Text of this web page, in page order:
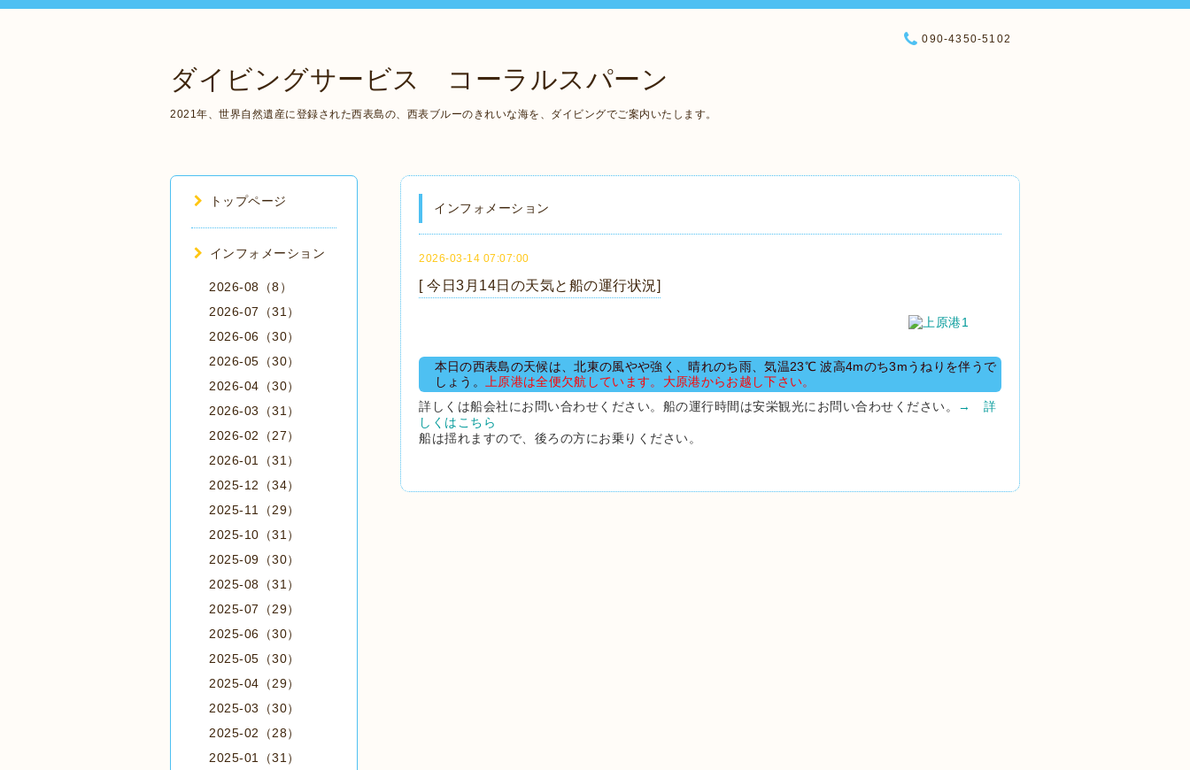
ダイビングサービス コーラルスパーン
2021年、世界自然遺産に登録された西表島の、西表ブルーのきれいな海を、ダイビングでご案内いたします。
090-4350-5102
インフォメーション
2026-03-14 07:07:00
[ 今日3月14日の天気と船の運行状況]
本日の西表島の天候は、北東の風やや強く、晴れのち雨、気温23℃ 波高4mのち3mうねりを伴うで
しょう。 上原港は全便欠航しています。大原港からお越し下さい。
詳しくは船会社にお問い合わせください。船の運行時間は安栄観光にお問い合わせください。
→ 詳
しくはこちら
船は揺れますので、後ろの方にお乗りください。
トップページ
インフォメーション
2026-08（8）
2026-07（31）
2026-06（30）
2026-05（30）
2026-04（30）
2026-03（31）
2026-02（27）
2026-01（31）
2025-12（34）
2025-11（29）
2025-10（31）
2025-09（30）
2025-08（31）
2025-07（29）
2025-06（30）
2025-05（30）
2025-04（29）
2025-03（30）
2025-02（28）
2025-01（31）